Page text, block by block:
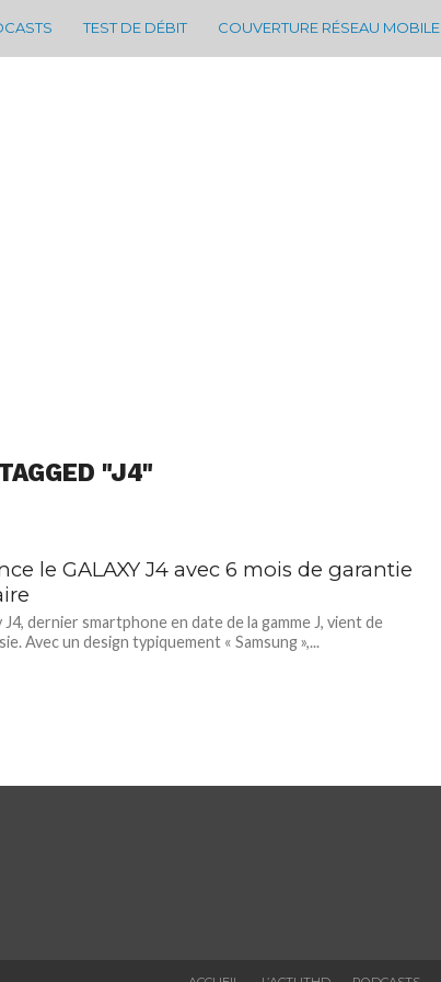
TEST DE DÉBIT COUVERTURE RÉSEAU MOBILE
"J4"
le GALAXY J4 avec 6 mois de garantie
J4, dernier smartphone en date de la gamme J, vient de
Avec un design typiquement « Samsung »,...